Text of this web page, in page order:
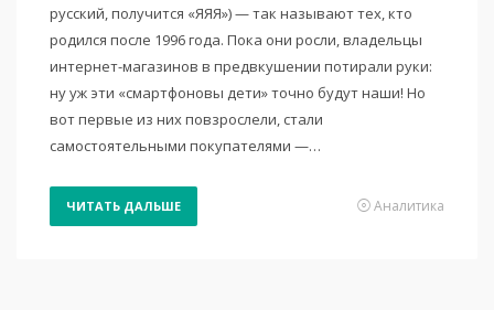
русский, получится «ЯЯЯ») — так называют тех, кто
родился после 1996 года. Пока они росли, владельцы
интернет-магазинов в предвкушении потирали руки:
ну уж эти «смартфоновы дети» точно будут наши! Но
вот первые из них повзрослели, стали
самостоятельными покупателями —…
ЧИТАТЬ ДАЛЬШЕ Аналитика